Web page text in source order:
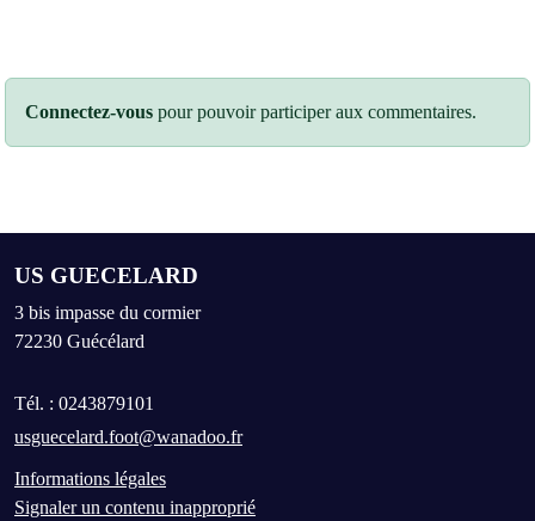
Connectez-vous pour pouvoir participer aux commentaires.
US GUECELARD
3 bis impasse du cormier
72230 Guécélard
Tél. : 0243879101
usguecelard.foot@wanadoo.fr
Informations légales
Signaler un contenu inapproprié